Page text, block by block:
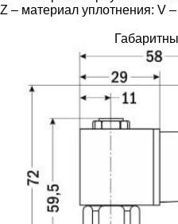
Z – материал уплотнения: V